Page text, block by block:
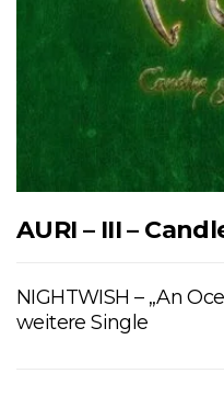
AURI – III –
NIGHTWISH – „An
weitere Single